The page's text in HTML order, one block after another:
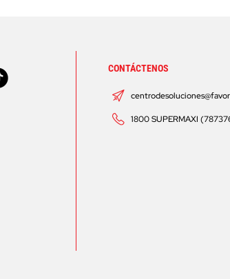
CONTÁCTENOS
1800 SUPERMAXI